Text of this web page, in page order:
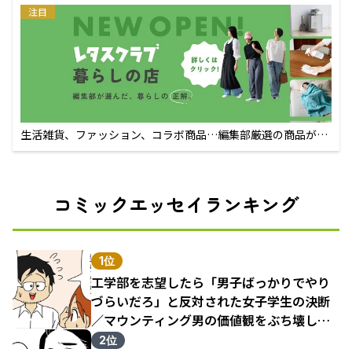
注目
生活雑貨、ファッション、コラボ商品…編集部厳選の商品が買
えるECサイト
コミックエッセイランキング
1位
工学部を志望したら「男子ばっかりでやり
づらいだろ」と反対された女子学生の決断
／マウンティング男の価値観をぶち壊した
結果（1）
2位